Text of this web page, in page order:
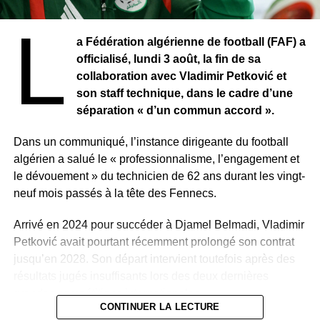
L
a Fédération algérienne de football (FAF) a
officialisé, lundi 3 août, la fin de sa
collaboration avec Vladimir Petković et
son staff technique, dans le cadre d’une
séparation « d’un commun accord ».
Dans un communiqué, l’instance dirigeante du football
algérien a salué le « professionnalisme, l’engagement et
le dévouement » du technicien de 62 ans durant les vingt-
neuf mois passés à la tête des Fennecs.
Arrivé en 2024 pour succéder à Djamel Belmadi, Vladimir
Petković avait pourtant récemment prolongé son contrat
jusqu’en 2028. Son départ intervient toutefois après des
grandes compétitions internationales.
CONTINUER LA LECTURE